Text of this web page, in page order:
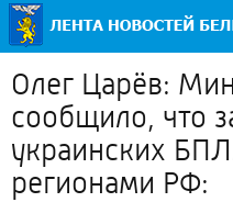
Олег Царёв:
сообщило, что
украинских
регионами РФ: